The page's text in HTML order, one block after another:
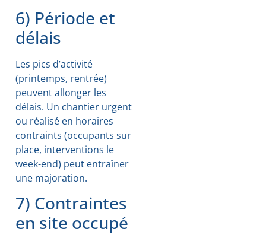
6) Période et
délais
Les pics d’activité
(printemps, rentrée)
peuvent allonger les
délais. Un chantier urgent
ou réalisé en horaires
contraints (occupants sur
place, interventions le
week-end) peut entraîner
une majoration.
7) Contraintes
en site occupé